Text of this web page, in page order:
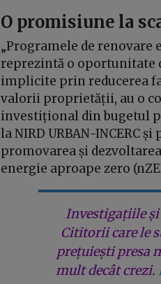
O promisiune la
„Programele de
reprezintă o oportunitate
implicite prin reducerea
valorii proprietății, au o
investițional din bugetul
la NIRD URBAN-INCERC
promovarea și
energie aproape zero
Investigațiile și
Cititorii care le
prețuiești presa
mult decât crezi.